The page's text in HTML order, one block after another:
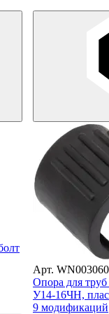
Арт.
Опора для
У14-16ЧН,
9 модификаций